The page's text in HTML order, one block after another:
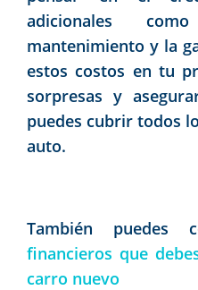
adicionales
mantenimiento y la
estos costos en tu
sorpresas y
puedes cubrir todos
auto.
También puedes
financieros que
carro nuevo